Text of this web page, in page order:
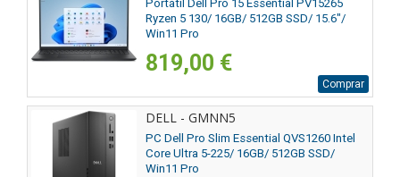
Portátil Dell Pro 15 Essential PV15265
Ryzen 5 130/ 16GB/ 512GB SSD/ 15.6"/
Win11 Pro
819,00 €
Comprar
DELL - GMNN5
PC Dell Pro Slim Essential QVS1260 Intel
Core Ultra 5-225/ 16GB/ 512GB SSD/
Win11 Pro